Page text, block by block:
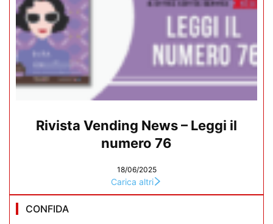
Rivista Vending News – Leggi il
numero 76
18/06/2025
Carica altri
CONFIDA